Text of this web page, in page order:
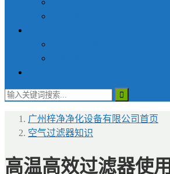
广州梓净净化设备有限公司首页
空气过滤器知识
高温高效过滤器使